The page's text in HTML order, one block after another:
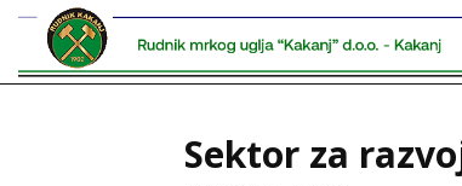
Sektor za